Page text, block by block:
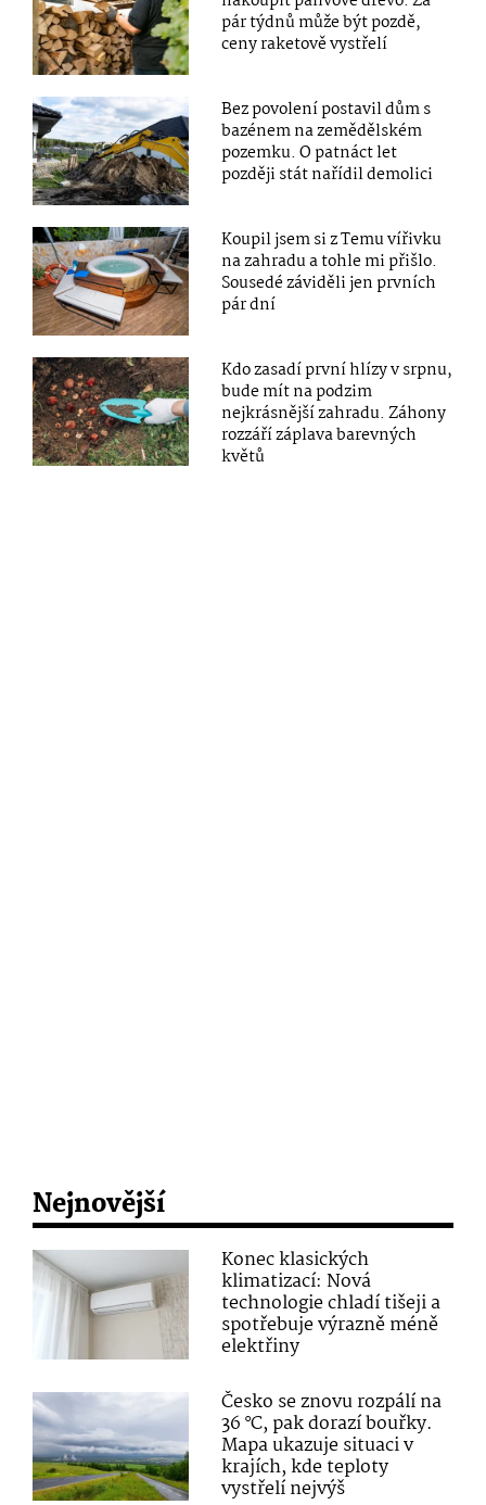
pár týdnů může být pozdě,
ceny raketově vystřelí
Bez povolení postavil dům s
bazénem na zemědělském
pozemku. O patnáct let
později stát nařídil demolici
Koupil jsem si z Temu vířivku
na zahradu a tohle mi přišlo.
Sousedé záviděli jen prvních
pár dní
Kdo zasadí první hlízy v srpnu,
bude mít na podzim
nejkrásnější zahradu. Záhony
rozzáří záplava barevných
květů
Nejnovější
Konec klasických
klimatizací: Nová
technologie chladí tišeji a
spotřebuje výrazně méně
elektřiny
Česko se znovu rozpálí na
36 °C, pak dorazí bouřky.
Mapa ukazuje situaci v
krajích, kde teploty
vystřelí nejvýš